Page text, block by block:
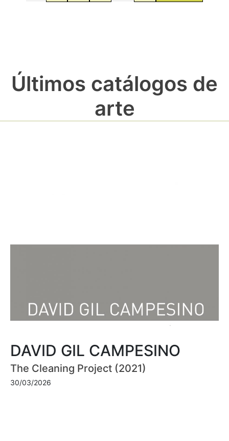
Últimos catálogos de
arte
DAVID GIL CAMPESINO
The Cleaning Project (2021)
30/03/2026